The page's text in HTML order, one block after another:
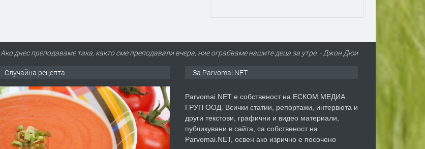
Ако днес преподаваме така, както сме преподавали вчера, ние ограбваме нашите деца за утре. - Джон Дюи
Случайна рецепта За Parvomai.NET
Parvomai.NET е собственост на ЕСКОМ МЕДИА
ГРУП ООД. Всички статии, репортажи, интервюта и
други текстови, графични и видео материали,
публикувани в сайта, са собственост на
Parvomai.NET, освен ако изрично е посочено